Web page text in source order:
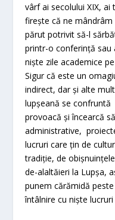
vârf ai secolului XIX, ai
firește că ne
părut potrivit să-l
printr-o conferință sau
niște zile academice
Sigur că este un
indirect, dar și alte
lupșeană se
provoacă și încearcă
administrative,
lucruri care țin de
tradiție, de
de-alaltăieri la Lupșa,
punem cărămidă
întâlnire cu niște